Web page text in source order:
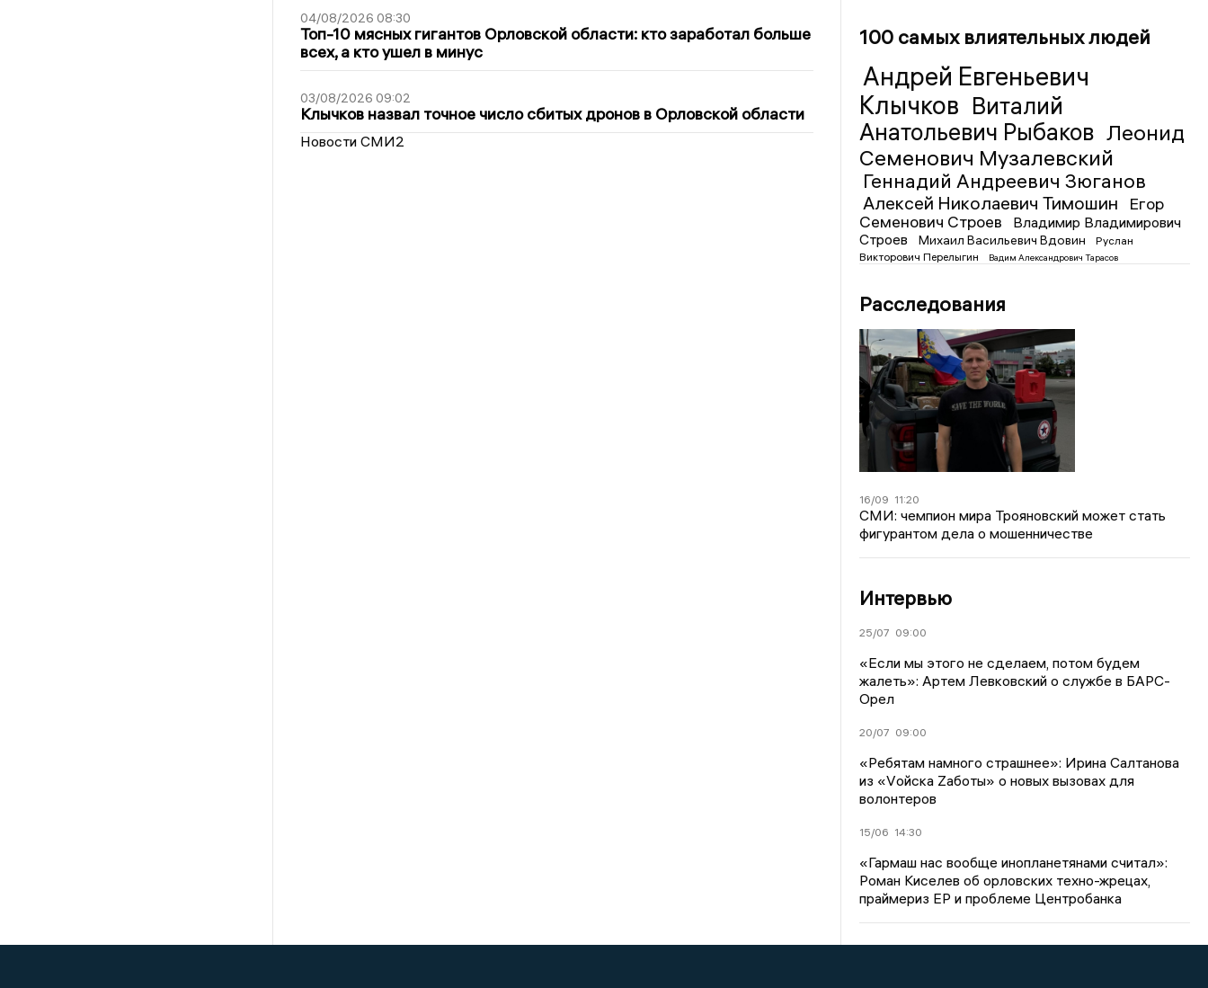
04/08/2026 08:30
Топ-10 мясных гигантов Орловской области: кто заработал больше
всех, а кто ушел в минус
03/08/2026 09:02
Клычков назвал точное число сбитых дронов в Орловской области
Новости СМИ2
100 самых влиятельных людей
Андрей Евгеньевич
Клычков Виталий
Анатольевич Рыбаков Леонид
Семенович Музалевский
Геннадий Андреевич Зюганов
Алексей Николаевич Тимошин
Егор
Семенович Строев
Владимир Владимирович
Строев
Михаил Васильевич Вдовин
Руслан
Викторович Перелыгин
Вадим Александрович Тарасов
Расследования
16/09 11:20
СМИ: чемпион мира Трояновский может стать
фигурантом дела о мошенничестве
Интервью
25/07 09:00
«Если мы этого не сделаем, потом будем
жалеть»: Артем Левковский о службе в БАРС-
Орел
20/07 09:00
«Ребятам намного страшнее»: Ирина Салтанова
из «Vойска Zаботы» о новых вызовах для
волонтеров
15/06 14:30
«Гармаш нас вообще инопланетянами считал»:
Роман Киселев об орловских техно-жрецах,
праймериз ЕР и проблеме Центробанка